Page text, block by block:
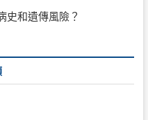
史和遺傳風險？